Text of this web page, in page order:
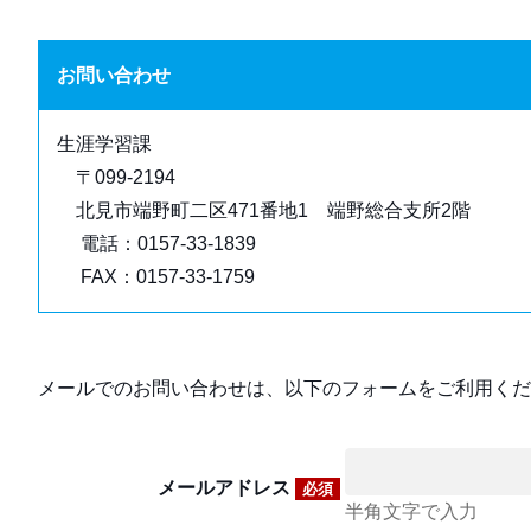
お問い合わせ
生涯学習課
〒099-2194
北見市端野町二区471番地1 端野総合支所2階
電話：0157-33-1839
FAX：0157-33-1759
メールでのお問い合わせは、以下のフォームをご利用く
メールアドレス 必須
半角文字で入力